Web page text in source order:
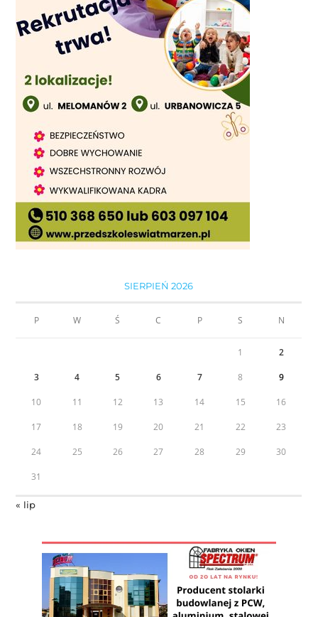
SIERPIEŃ 2026
P W Ś C P S N
1 2
3 4 5 6 7 8 9
10 11 12 13 14 15 16
17 18 19 20 21 22 23
24 25 26 27 28 29 30
31
« lip